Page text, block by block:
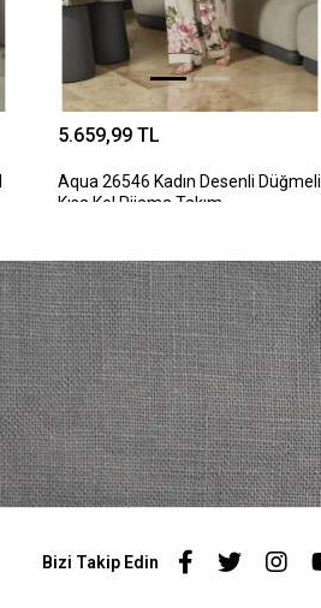
5.659,99 TL
Aqua 26546 Kadın Desenli Düğmeli
Kısa Kol Pijama Takım
Bizi Takip Edin